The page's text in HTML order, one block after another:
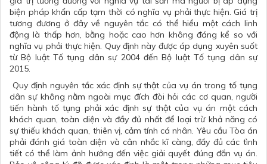
biện pháp khẩn cấp tạm thời có nghĩa vụ phải thực hiện. Giá trị
tương đương ở đây về nguyên tắc có thể hiểu một cách linh
động là thấp hơn, bằng hoặc cao hơn không đáng kể so với
nghĩa vụ phải thực hiện. Quy định này được áp dụng xuyên suốt
từ Bộ luật Tố tụng dân sự 2004 đến Bộ luật Tố tụng dân sự
2015.
Quy định nguyên tắc xác định sự thật của vụ án trong tố tụng
dân sự không nằm ngoài mục đích đòi hỏi các cơ quan, người
tiến hành tố tụng phải xác định sự thật của vụ án một cách
khách quan, toàn diện và đầy đủ nhất để loại trừ khả năng có
sự thiếu khách quan, thiên vị, cảm tính cá nhân. Yêu cầu Tòa án
phải đánh giá toàn diện và cân nhắc kĩ càng, đầy đủ các tình
tiết có thể làm ảnh hưởng đến việc giải quyết đúng đắn vụ án.